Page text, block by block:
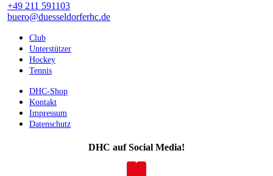
+49 211 591103
buero@duesseldorferhc.de
Club
Unterstützer
Hockey
Tennis
DHC-Shop
Kontakt
Impressum
Datenschutz
DHC auf Social Media!